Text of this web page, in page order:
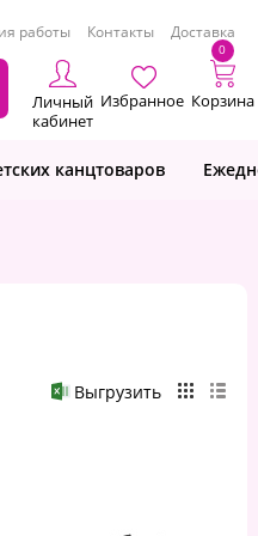
работы Контакты Доставка
Личный
кабинет
Избранное
0
Корзина
канцтоваров
Выгрузить